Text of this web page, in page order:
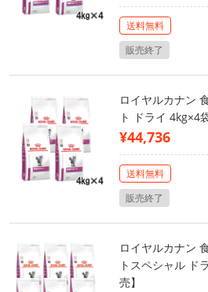
送料無料
販売終了
ロイヤルカナン
ト ドライ 4kg×4
¥44,736
送料無料
販売終了
ロイヤルカナン
トスペシャル ド
売】